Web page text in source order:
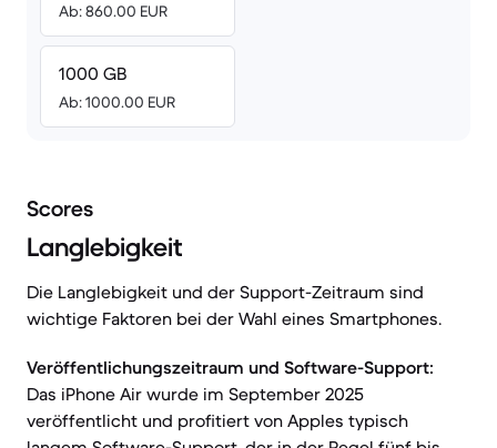
Ab: 860.00 EUR
1000 GB
Ab: 1000.00 EUR
Scores
Langlebigkeit
Die Langlebigkeit und der Support-Zeitraum sind
wichtige Faktoren bei der Wahl eines Smartphones.
Veröffentlichungszeitraum und Software-Support:
Das iPhone Air wurde im September 2025
veröffentlicht und profitiert von Apples typisch